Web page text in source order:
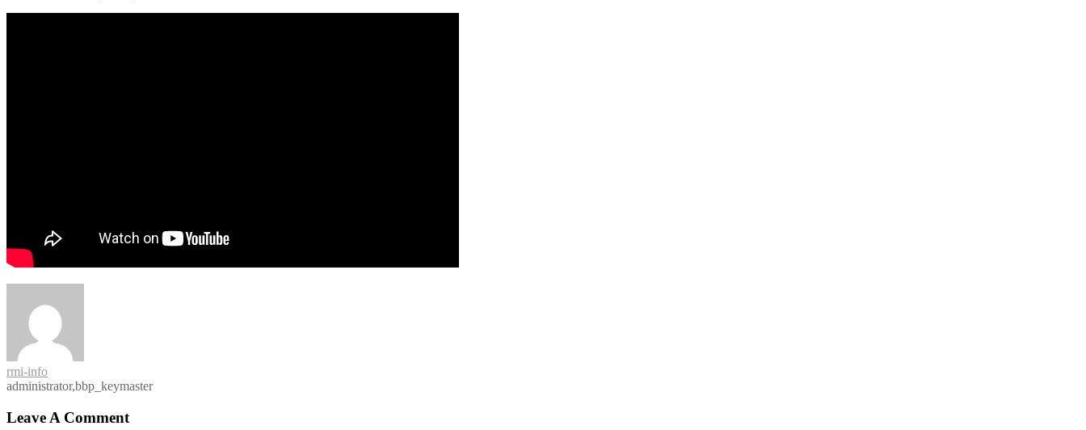
rmi-info
administrator,bbp_keymaster
Leave A Comment